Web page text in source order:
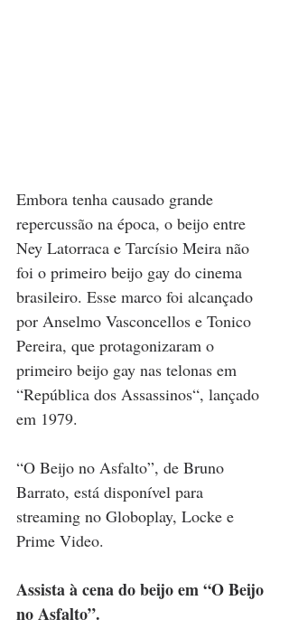
Embora tenha causado grande
repercussão na época, o beijo entre
Ney Latorraca e Tarcísio Meira não
foi o primeiro beijo gay do cinema
brasileiro. Esse marco foi alcançado
por Anselmo Vasconcellos e Tonico
Pereira, que protagonizaram o
primeiro beijo gay nas telonas em
“República dos Assassinos“, lançado
em 1979.
“O Beijo no Asfalto”, de Bruno
Barrato, está disponível para
streaming no Globoplay, Locke e
Prime Video.
Assista à cena do beijo em “O Beijo
no Asfalto”.